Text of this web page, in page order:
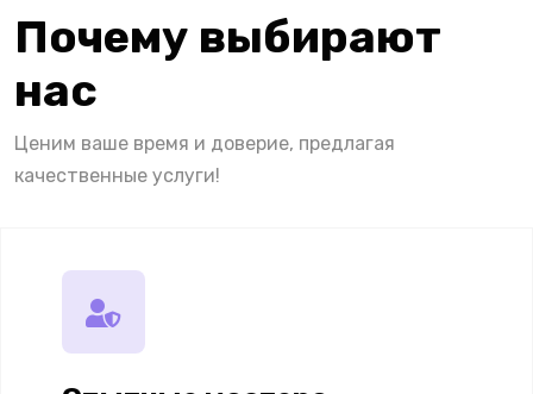
Почему выбирают
нас
Ценим ваше время и доверие, предлагая
качественные услуги!